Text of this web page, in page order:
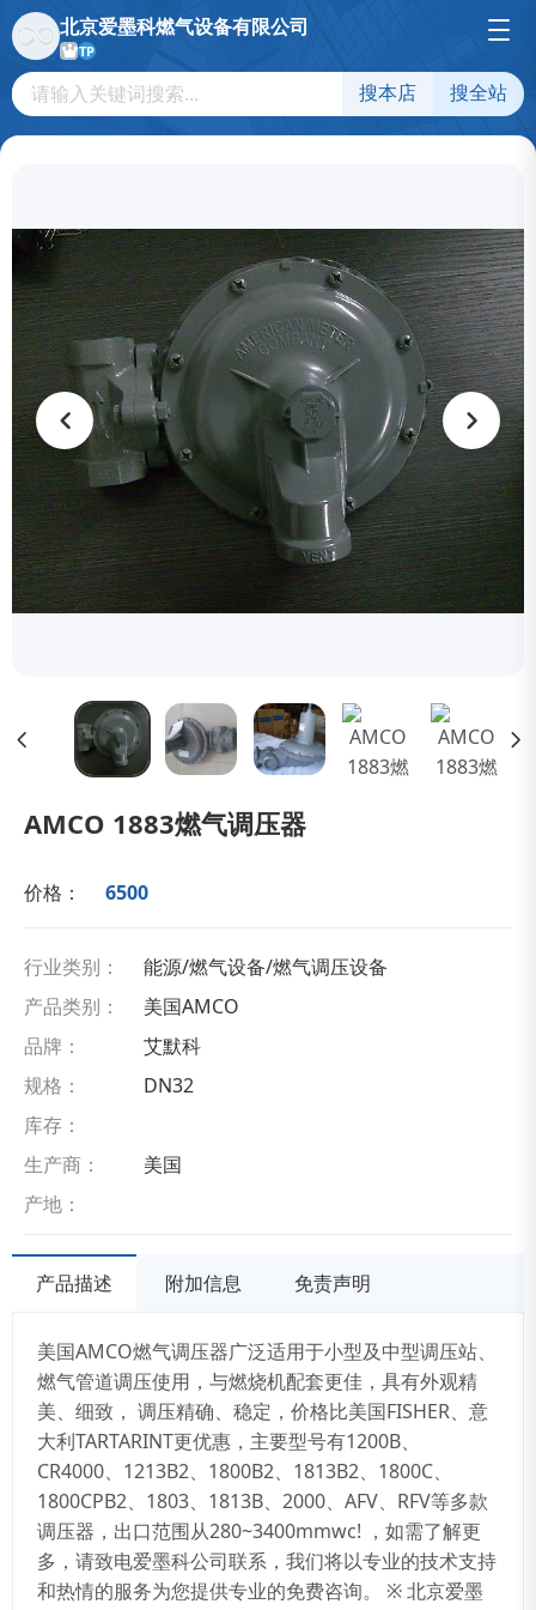
北京爱墨科燃气设备有限公司
TP
搜本店 搜全站
AMCO 1883燃气调压器
价格： 6500
行业类别：
能源/燃气设备/燃气调压设备
产品类别：
美国AMCO
品牌：
艾默科
规格：
DN32
库存：
生产商：
美国
产地：
产品描述 附加信息 免责声明
美国AMCO燃气调压器广泛适用于小型及中型调压站、
燃气管道调压使用，与燃烧机配套更佳，具有外观精
美、细致， 调压精确、稳定，价格比美国FISHER、意
大利TARTARINT更优惠，主要型号有1200B、
CR4000、1213B2、1800B2、1813B2、1800C、
1800CPB2、1803、1813B、2000、AFV、RFV等多款
调压器，出口范围从280~3400mmwc! ，如需了解更
多，请致电爱墨科公司联系，我们将以专业的技术支持
和热情的服务为您提供专业的免费咨询。 ※ 北京爱墨